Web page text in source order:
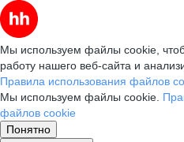
Мы используем файлы cookie,
работу нашего веб-сайта и
Правила использования файлов
Мы используем файлы cookie.
файлов cookie
Понятно